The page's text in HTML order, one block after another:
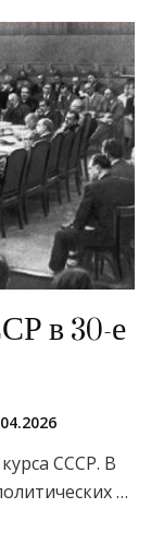
в 30-е
СССР. В
…